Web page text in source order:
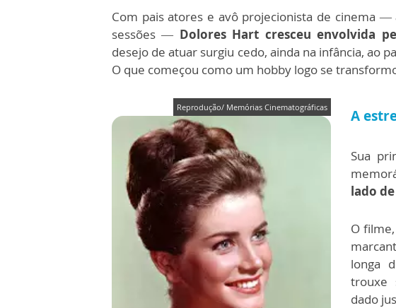
Com pais atores e avô projecionista de cinema
sessões — Dolores Hart cresceu envolvida
desejo de atuar surgiu cedo, ainda na infância, ao
O que começou como um hobby logo se
Reprodução/ Memórias Cinematográficas A
Sua
lado
O
longa
trouxe
dado